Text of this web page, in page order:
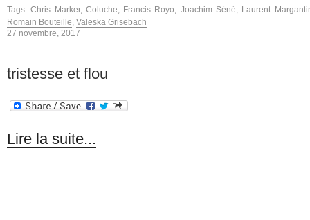
Tags:Chris Marker, Coluche, Francis Royo, Joachim Séné, Laurent
Romain Bouteille, Valeska Grisebach
27 novembre, 2017
tristesse et flou
Lire la suite...